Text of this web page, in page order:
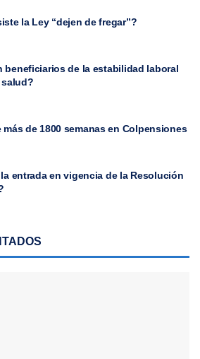
la Ley “dejen de fregar”?
beneficiarios de la estabilidad laboral
salud?
de 1800 semanas en Colpensiones
entrada en vigencia de la Resolución